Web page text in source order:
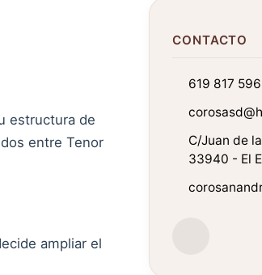
estructura de
entre Tenor
ampliar el
CONTACTO
619 817
C/Juan de
33940 - El